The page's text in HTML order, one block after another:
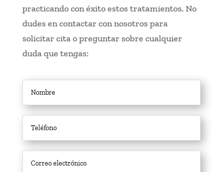
practicando con éxito estos tratamientos. No
dudes en contactar con nosotros para
solicitar cita o preguntar sobre cualquier
duda que tengas: